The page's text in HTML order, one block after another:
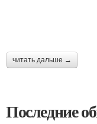
читать дальше →
Последние